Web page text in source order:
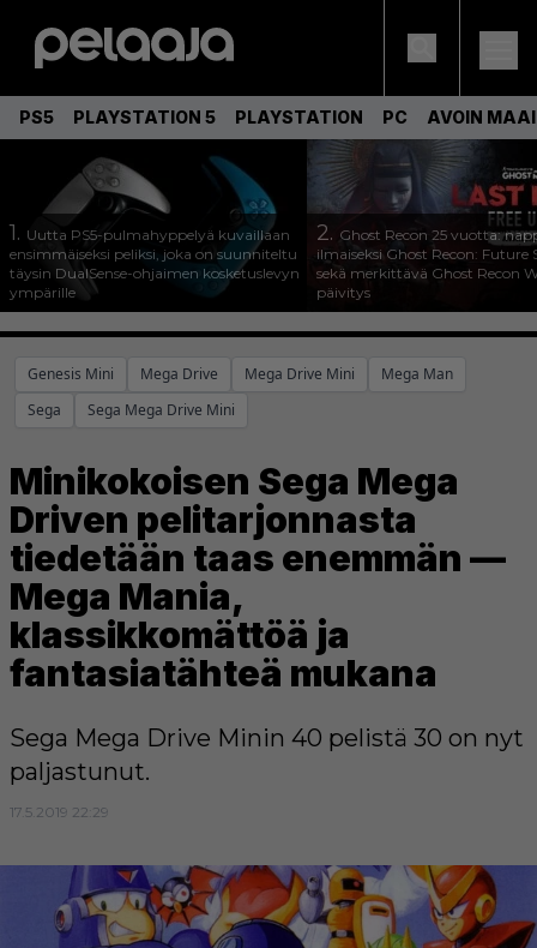
PS5 PLAYSTATION 5 PLAYSTATION PC AVOIN
1. Uutta PS5-pulmahyppelyä kuvaillaan
ensimmäiseksi peliksi, joka on suunniteltu
täysin DualSense-ohjaimen kosketuslevyn
ympärille
2. Ghost Recon 25 vuotta:
ilmaiseksi Ghost Recon: Future
sekä merkittävä Ghost Recon
päivitys
Genesis Mini Mega Drive Mega Drive Mini
Mega Man
Sega
Sega Mega Drive Mini
Minikokoisen Sega Mega
Driven pelitarjonnasta
tiedetään taas enemmän —
Mega Mania,
klassikkomättöä ja
fantasiatähteä mukana
Sega Mega Drive Minin 40 pelistä 30 on nyt
paljastunut.
17.5.2019 22:29